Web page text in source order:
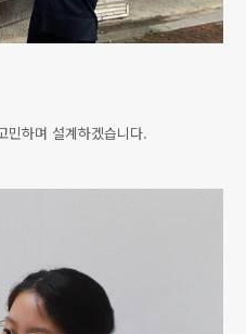
민하며 설계하겠습니다.